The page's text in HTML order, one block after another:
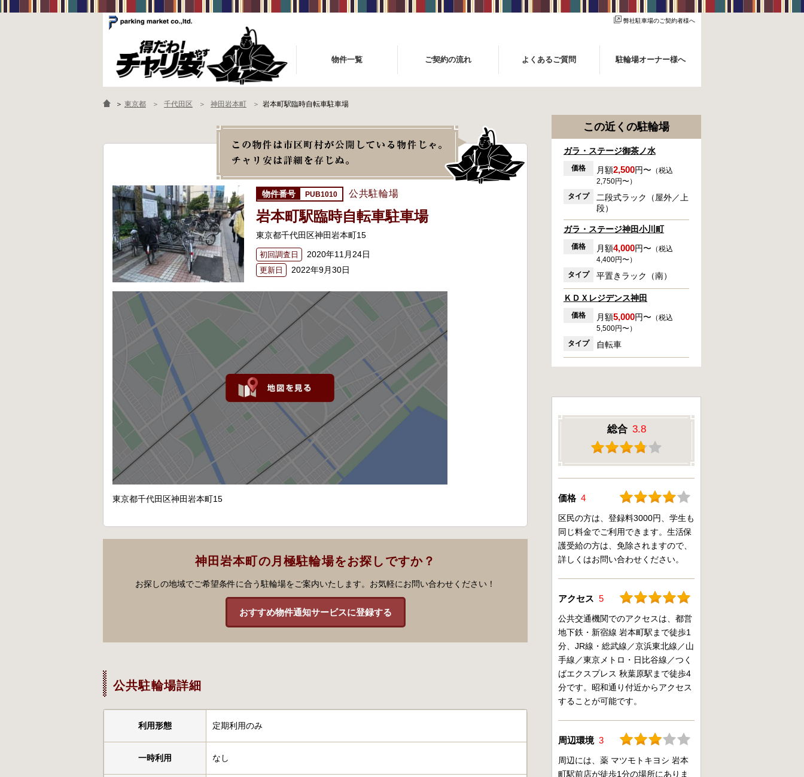
弊社駐車場のご契約者様へ
物件一覧 ご契約の流れ よくあるご質問 駐輪場オーナー様へ
＞ 東京都 千代田区 神田岩本町 岩本町駅臨時自転車駐車場
PUB1010 公共駐輪場
岩本町駅臨時自転車駐車場
東京都千代田区神田岩本町15
初回調査日 2020年11月24日
更新日 2022年9月30日
東京都千代田区神田岩本町15
神田岩本町の月極駐輪場をお探しですか？
お探しの地域でご希望条件に合う駐輪場をご案内いたします。お気軽にお問い合わせください！
おすすめ物件通知サービスに登録する
公共駐輪場詳細
利用形態 定期利用のみ
一時利用 なし
この近くの駐輪場
ガラ・ステージ御茶ノ水
価格 月額2,500円〜 （税込
2,750円〜）
タイプ
二段式ラック（屋外／上
段）
ガラ・ステージ神田小川町
価格 月額4,000円〜 （税込
4,400円〜）
タイプ
平置きラック（南）
ＫＤＸレジデンス神田
価格 月額5,000円〜 （税込
5,500円〜）
タイプ
自転車
総合 3.8
価格 4
区民の方は、登録料3000円、学生も
同じ料金でご利用できます。生活保
護受給の方は、免除されますので、
詳しくはお問い合わせください。
アクセス 5
公共交通機関でのアクセスは、都営
地下鉄・新宿線 岩本町駅まで徒歩1
分、JR線・総武線／京浜東北線／山
手線／東京メトロ・日比谷線／つく
ばエクスプレス 秋葉原駅まで徒歩4
分です。昭和通り付近からアクセス
することが可能です。
周辺環境 3
周辺には、薬 マツモトキヨシ 岩本
町駅前店が徒歩1分の場所にありま